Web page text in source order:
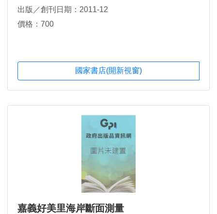
出版／創刊日期：2011-12
價格：700
國家書店(開新視窗)
嘉義好美里海岸斷面測量